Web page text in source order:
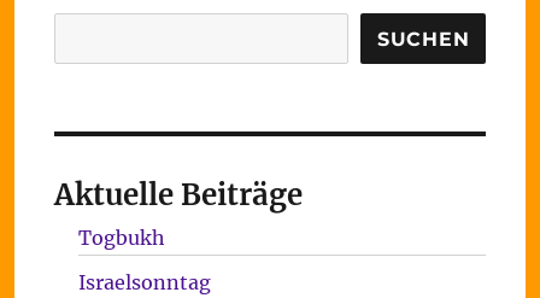
SUCHEN
Aktuelle Beiträge
Togbukh
Israelsonntag